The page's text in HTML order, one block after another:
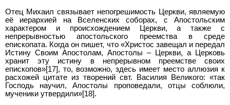
Отец Михаил связывает непогрешимость Церкви, являемую
её иерархией на Вселенских соборах, с Апостольским
характером и происхождением Церкви, а также с
непрерывностью апостольского преемства в среде
епископата. Когда он пишет, что «Христос завещал и передал
Истину Своим Апостолам, Апостолы – Церкви, а Церковь
хранит эту истину в непрерывном преемстве своих
епископов»[17], то, возможно, здесь имеет место аллюзия к
расхожей цитате из творений свт. Василия Великого: «так
Господь научил, Апостолы проповедали, отцы соблюли,
мученики утвердили»[18].